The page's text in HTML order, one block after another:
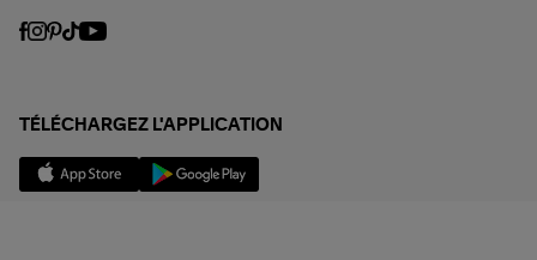
TÉLÉCHARGEZ L'APPLICATION